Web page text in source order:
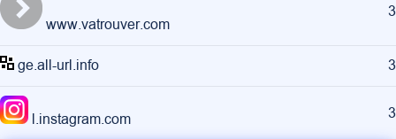
www.vatrouver.com
3
ge.all-url.info 3
l.instagram.com 3